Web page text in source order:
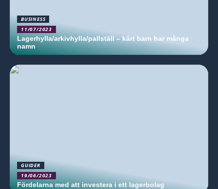
BUSINESS
11/07/2023
Lagerhylla/arkivhylla/pallställ – kärt barn har många
namn
GUIDER
19/06/2023
Fördelarna med att investera i ett lagerbolag